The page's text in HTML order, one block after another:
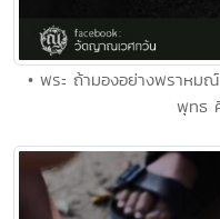
• พระ ถ้ามองอย่างพราหม
พุทธ